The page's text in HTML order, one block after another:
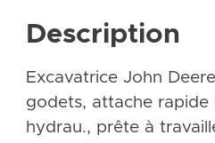
Description
Excavatrice John
godets, attache rapide
hydrau., prête à